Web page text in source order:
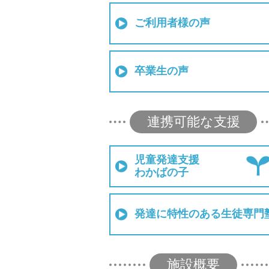
ご利用者様の声
卒業生の声
連携可能な支援
児童発達支援
わかばの子
発達に特性のある生徒専門
施設概要